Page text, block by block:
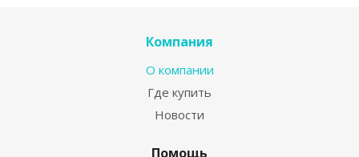
Компания
О компании
Где купить
Новости
Помощь